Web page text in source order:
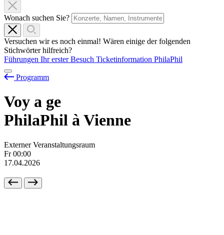
Wonach suchen Sie?
Versuchen wir es noch einmal! Wären einige der folgenden
Stichwörter hilfreich?
Führungen Ihr erster Besuch Ticketinformation PhilaPhil
Programm
Voy a ge
PhilaPhil à Vienne
Externer Veranstaltungsraum
Fr 00:00
17.04.2026